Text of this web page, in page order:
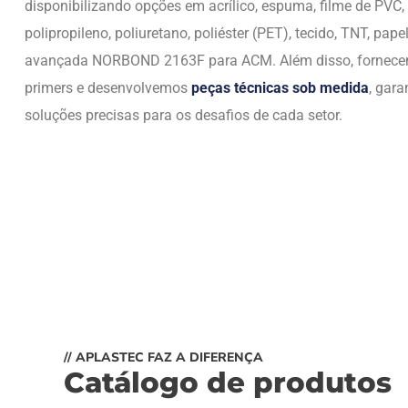
disponibilizando opções em acrílico, espuma, filme de PVC,
polipropileno, poliuretano, poliéster (PET), tecido, TNT,
avançada NORBOND 2163F para ACM. Além disso,
primers e desenvolvemos peças técnicas sob medida,
soluções precisas para os desafios de cada setor.
// APLASTEC FAZ A DIFERENÇA
Catálogo de produtos